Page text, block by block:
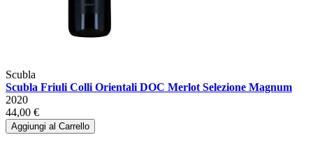
Scubla
Scubla Friuli Colli Orientali DOC Merlot Selezione Magnum
2020
44,00 €
Aggiungi al Carrello